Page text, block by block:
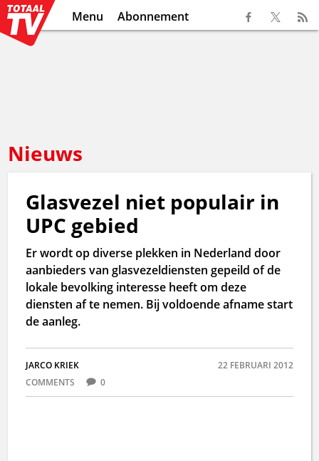
Menu Abonnement
Nieuws
Glasvezel niet populair in
UPC gebied
Er wordt op diverse plekken in Nederland door
aanbieders van glasvezeldiensten gepeild of de
lokale bevolking interesse heeft om deze
diensten af te nemen. Bij voldoende afname start
de aanleg.
JARCO KRIEK
22 FEBRUARI 2012
COMMENTS
0